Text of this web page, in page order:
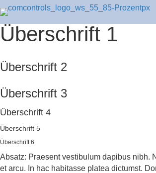
Überschrift 1
Überschrift 2
Überschrift 3
Überschrift 4
Überschrift 5
Überschrift 6
Absatz: Praesent vestibulum dapibus nibh.
et arcu. In hac habitasse platea dictumst.